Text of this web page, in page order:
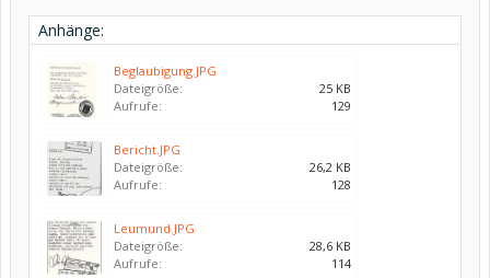
Anhänge:
Beglaubigung.JPG
Dateigröße:
25 KB
Aufrufe:
129
Bericht.JPG
Dateigröße:
26,2 KB
Aufrufe:
128
Leumund.JPG
Dateigröße:
28,6 KB
Aufrufe:
114